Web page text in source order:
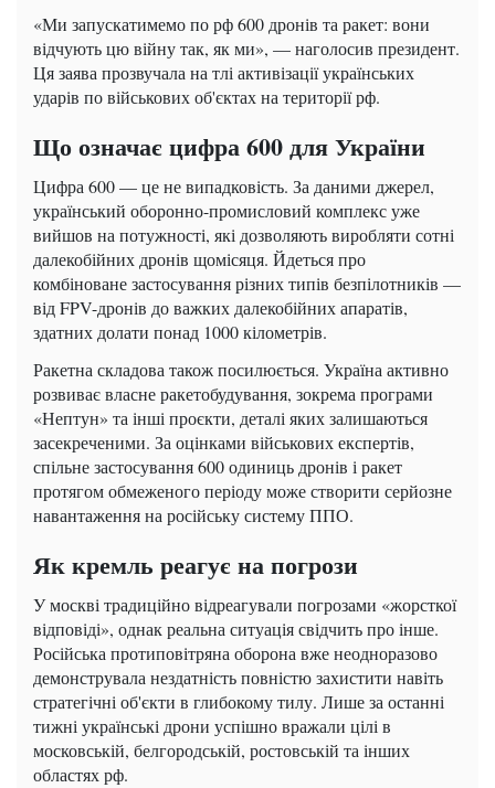
«Ми запускатимемо по рф 600 дронів та ракет: вони
відчують цю війну так, як ми», — наголосив президент.
Ця заява прозвучала на тлі активізації українських
ударів по військових об'єктах на території рф.
Що означає цифра 600 для України
Цифра 600 — це не випадковість. За даними джерел,
український оборонно-промисловий комплекс уже
вийшов на потужності, які дозволяють виробляти сотні
далекобійних дронів щомісяця. Йдеться про
комбіноване застосування різних типів безпілотників —
від FPV-дронів до важких далекобійних апаратів,
здатних долати понад 1000 кілометрів.
Ракетна складова також посилюється. Україна активно
розвиває власне ракетобудування, зокрема програми
«Нептун» та інші проєкти, деталі яких залишаються
засекреченими. За оцінками військових експертів,
спільне застосування 600 одиниць дронів і ракет
протягом обмеженого періоду може створити серйозне
навантаження на російську систему ППО.
Як кремль реагує на погрози
У москві традиційно відреагували погрозами «жорсткої
відповіді», однак реальна ситуація свідчить про інше.
Російська протиповітряна оборона вже неодноразово
демонструвала нездатність повністю захистити навіть
стратегічні об'єкти в глибокому тилу. Лише за останні
тижні українські дрони успішно вражали цілі в
московській, белгородській, ростовській та інших
областях рф.